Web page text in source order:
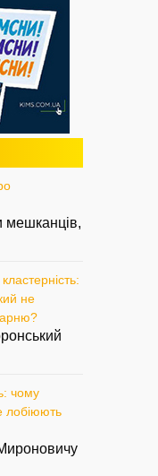
мешканців,
не
чому
лобіюють